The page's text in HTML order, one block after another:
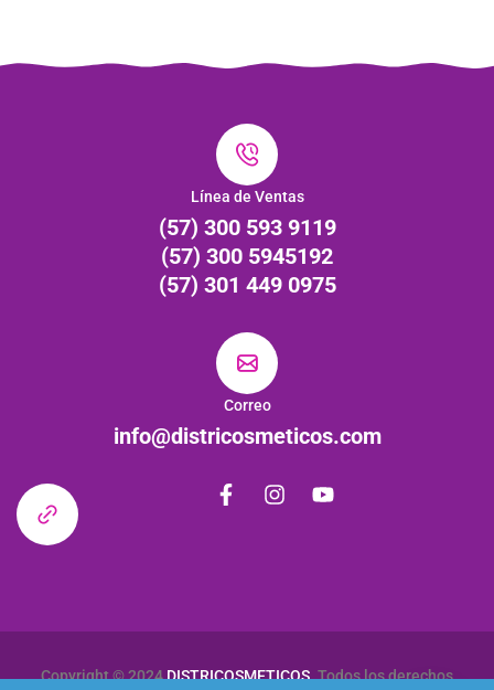
Línea de Ventas
(57) 300 593 9119
(57) 300 5945192
(57) 301 449 0975
Correo
info@districosmeticos.com
Copyright © 2024DISTRICOSMETICOS. Todos los derechos